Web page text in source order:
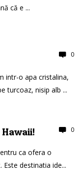
că e ...
0
intr-o apa cristalina,
turcoaz, nisip alb ...
0
ca ofera o
destinatia ide...